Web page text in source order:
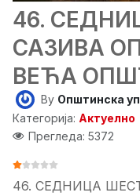
46.
САЗИВА
ВЕЋА
By Општинска
Категорија: Актуелно
Прегледа: 5372
ОЦЕНА КОРИСНИКА:
46. СЕДНИЦA